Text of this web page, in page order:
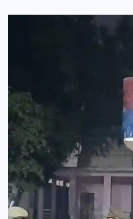
वोटर लिस्ट
हुआ बदलाव, देखें
पूरी लिस्ट
30